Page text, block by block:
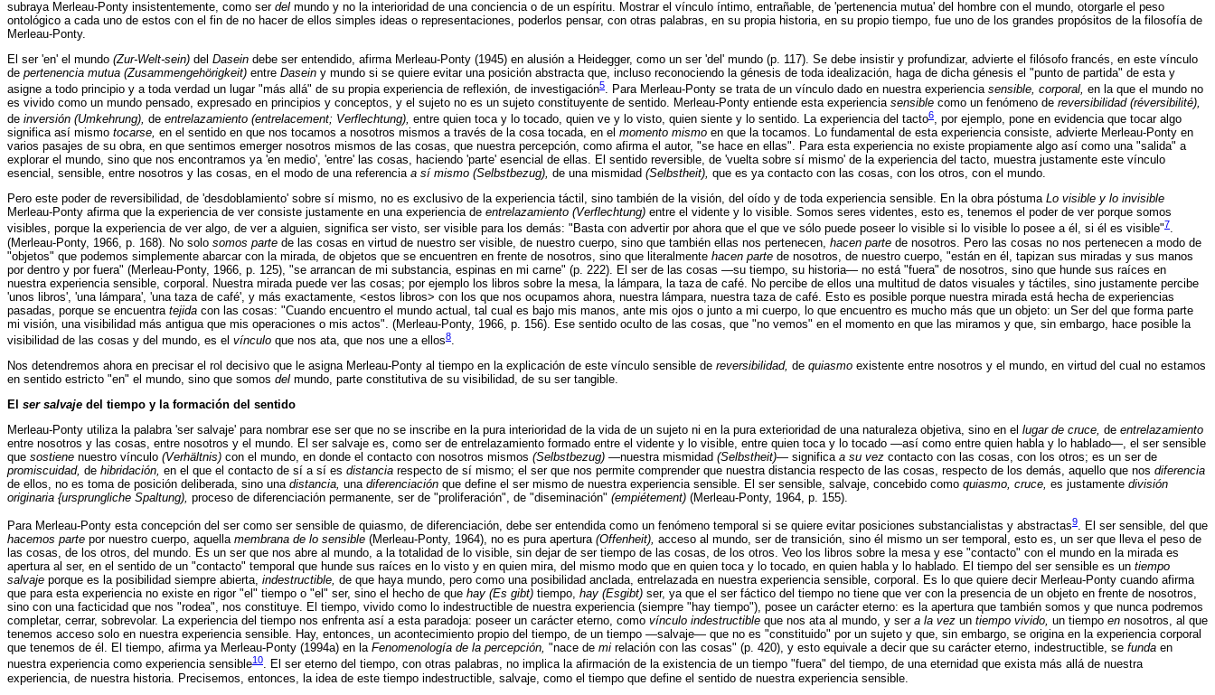
subraya Merleau-Ponty insistentemente, como ser del mundo y no la interioridad de una conciencia o de un espíritu. Mostrar el vínculo íntimo, entrañable, de 'pertenencia mutua' del hombre con el mundo, otorgarle el peso
ontológico a cada uno de estos con el fin de no hacer de ellos simples ideas o representaciones, poderlos pensar, con otras palabras, en su propia historia, en su propio tiempo, fue uno de los grandes propósitos de la filosofía de
Merleau-Ponty.
El ser 'en' el mundo (Zur-Welt-sein) del Dasein debe ser entendido, afirma Merleau-Ponty (1945) en alusión a Heidegger, como un ser 'del' mundo (p. 117). Se debe insistir y profundizar, advierte el filósofo francés, en este vínculo
de pertenencia mutua (Zusammengehörigkeit) entre Dasein y mundo si se quiere evitar una posición abstracta que, incluso reconociendo la génesis de toda idealización, haga de dicha génesis el "punto de partida" de esta y
asigne a todo principio y a toda verdad un lugar "más allá" de su propia experiencia de reflexión, de investigación5. Para Merleau-Ponty se trata de un vínculo dado en nuestra experiencia sensible, corporal, en la que el mundo no
es vivido como un mundo pensado, expresado en principios y conceptos, y el sujeto no es un sujeto constituyente de sentido. Merleau-Ponty entiende esta experiencia sensible como un fenómeno de reversibilidad (réversibilité),
de inversión (Umkehrung), de entrelazamiento (entrelacement; Verflechtung), entre quien toca y lo tocado, quien ve y lo visto, quien siente y lo sentido. La experiencia del tacto6, por ejemplo, pone en evidencia que tocar algo
significa así mismo tocarse, en el sentido en que nos tocamos a nosotros mismos a través de la cosa tocada, en el momento mismo en que la tocamos. Lo fundamental de esta experiencia consiste, advierte Merleau-Ponty en
varios pasajes de su obra, en que sentimos emerger nosotros mismos de las cosas, que nuestra percepción, como afirma el autor, "se hace en ellas". Para esta experiencia no existe propiamente algo así como una "salida" a
explorar el mundo, sino que nos encontramos ya 'en medio', 'entre' las cosas, haciendo 'parte' esencial de ellas. El sentido reversible, de 'vuelta sobre sí mismo' de la experiencia del tacto, muestra justamente este vínculo
esencial, sensible, entre nosotros y las cosas, en el modo de una referencia a sí mismo (Selbstbezug), de una mismidad (Selbstheit), que es ya contacto con las cosas, con los otros, con el mundo.
Pero este poder de reversibilidad, de 'desdoblamiento' sobre sí mismo, no es exclusivo de la experiencia táctil, sino también de la visión, del oído y de toda experiencia sensible. En la obra póstuma Lo visible y lo invisible
Merleau-Ponty afirma que la experiencia de ver consiste justamente en una experiencia de entrelazamiento (Verflechtung) entre el vidente y lo visible. Somos seres videntes, esto es, tenemos el poder de ver porque somos
visibles, porque la experiencia de ver algo, de ver a alguien, significa ser visto, ser visible para los demás: "Basta con advertir por ahora que el que ve sólo puede poseer lo visible si lo visible lo posee a él, si él es visible"7.
(Merleau-Ponty, 1966, p. 168). No solo somos parte de las cosas en virtud de nuestro ser visible, de nuestro cuerpo, sino que también ellas nos pertenecen, hacen parte de nosotros. Pero las cosas no nos pertenecen a modo de
"objetos" que podemos simplemente abarcar con la mirada, de objetos que se encuentren en frente de nosotros, sino que literalmente hacen parte de nosotros, de nuestro cuerpo, "están en él, tapizan sus miradas y sus manos
por dentro y por fuera" (Merleau-Ponty, 1966, p. 125), "se arrancan de mi substancia, espinas en mi carne" (p. 222). El ser de las cosas —su tiempo, su historia— no está "fuera" de nosotros, sino que hunde sus raíces en
nuestra experiencia sensible, corporal. Nuestra mirada puede ver las cosas; por ejemplo los libros sobre la mesa, la lámpara, la taza de café. No percibe de ellos una multitud de datos visuales y táctiles, sino justamente percibe
'unos libros', 'una lámpara', 'una taza de café', y más exactamente, <estos libros> con los que nos ocupamos ahora, nuestra lámpara, nuestra taza de café. Esto es posible porque nuestra mirada está hecha de experiencias
pasadas, porque se encuentra tejida con las cosas: "Cuando encuentro el mundo actual, tal cual es bajo mis manos, ante mis ojos o junto a mi cuerpo, lo que encuentro es mucho más que un objeto: un Ser del que forma parte
mi visión, una visibilidad más antigua que mis operaciones o mis actos". (Merleau-Ponty, 1966, p. 156). Ese sentido oculto de las cosas, que "no vemos" en el momento en que las miramos y que, sin embargo, hace posible la
visibilidad de las cosas y del mundo, es el vínculo que nos ata, que nos une a ellos8.
Nos detendremos ahora en precisar el rol decisivo que le asigna Merleau-Ponty al tiempo en la explicación de este vínculo sensible de reversibilidad, de quiasmo existente entre nosotros y el mundo, en virtud del cual no estamos
en sentido estricto "en" el mundo, sino que somos del mundo, parte constitutiva de su visibilidad, de su ser tangible.
El ser salvaje del tiempo y la formación del sentido
Merleau-Ponty utiliza la palabra 'ser salvaje' para nombrar ese ser que no se inscribe en la pura interioridad de la vida de un sujeto ni en la pura exterioridad de una naturaleza objetiva, sino en el lugar de cruce, de entrelazamiento
entre nosotros y las cosas, entre nosotros y el mundo. El ser salvaje es, como ser de entrelazamiento formado entre el vidente y lo visible, entre quien toca y lo tocado —así como entre quien habla y lo hablado—, el ser sensible
que sostiene nuestro vínculo (Verhältnis) con el mundo, en donde el contacto con nosotros mismos (Selbstbezug) —nuestra mismidad (Selbstheit)— significa a su vez contacto con las cosas, con los otros; es un ser de
promiscuidad, de hibridación, en el que el contacto de sí a sí es distancia respecto de sí mismo; el ser que nos permite comprender que nuestra distancia respecto de las cosas, respecto de los demás, aquello que nos diferencia
de ellos, no es toma de posición deliberada, sino una distancia, una diferenciación que define el ser mismo de nuestra experiencia sensible. El ser sensible, salvaje, concebido como quiasmo, cruce, es justamente división
originaria {ursprungliche Spaltung), proceso de diferenciación permanente, ser de "proliferación", de "diseminación" (empiétement) (Merleau-Ponty, 1964, p. 155).
Para Merleau-Ponty esta concepción del ser como ser sensible de quiasmo, de diferenciación, debe ser entendida como un fenómeno temporal si se quiere evitar posiciones substancialistas y abstractas9. El ser sensible, del que
hacemos parte por nuestro cuerpo, aquella membrana de lo sensible (Merleau-Ponty, 1964), no es pura apertura (Offenheit), acceso al mundo, ser de transición, sino él mismo un ser temporal, esto es, un ser que lleva el peso de
las cosas, de los otros, del mundo. Es un ser que nos abre al mundo, a la totalidad de lo visible, sin dejar de ser tiempo de las cosas, de los otros. Veo los libros sobre la mesa y ese "contacto" con el mundo en la mirada es
apertura al ser, en el sentido de un "contacto" temporal que hunde sus raíces en lo visto y en quien mira, del mismo modo que en quien toca y lo tocado, en quien habla y lo hablado. El tiempo del ser sensible es un tiempo
salvaje porque es la posibilidad siempre abierta, indestructible, de que haya mundo, pero como una posibilidad anclada, entrelazada en nuestra experiencia sensible, corporal. Es lo que quiere decir Merleau-Ponty cuando afirma
que para esta experiencia no existe en rigor "el" tiempo o "el" ser, sino el hecho de que hay (Es gibt) tiempo, hay (Esgibt) ser, ya que el ser fáctico del tiempo no tiene que ver con la presencia de un objeto en frente de nosotros,
sino con una facticidad que nos "rodea", nos constituye. El tiempo, vivido como lo indestructible de nuestra experiencia (siempre "hay tiempo"), posee un carácter eterno: es la apertura que también somos y que nunca podremos
completar, cerrar, sobrevolar. La experiencia del tiempo nos enfrenta así a esta paradoja: poseer un carácter eterno, como vínculo indestructible que nos ata al mundo, y ser a la vez un tiempo vivido, un tiempo en nosotros, al que
tenemos acceso solo en nuestra experiencia sensible. Hay, entonces, un acontecimiento propio del tiempo, de un tiempo —salvaje— que no es "constituido" por un sujeto y que, sin embargo, se origina en la experiencia corporal
que tenemos de él. El tiempo, afirma ya Merleau-Ponty (1994a) en la Fenomenología de la percepción, "nace de mi relación con las cosas" (p. 420), y esto equivale a decir que su carácter eterno, indestructible, se funda en
nuestra experiencia como experiencia sensible10. El ser eterno del tiempo, con otras palabras, no implica la afirmación de la existencia de un tiempo "fuera" del tiempo, de una eternidad que exista más allá de nuestra
experiencia, de nuestra historia. Precisemos, entonces, la idea de este tiempo indestructible, salvaje, como el tiempo que define el sentido de nuestra experiencia sensible.